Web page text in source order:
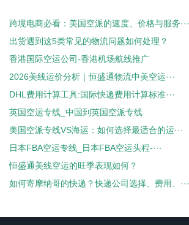
跨境电商必看：美国空派的速度、价格与服务···
出货遇到这5类常见的物流问题如何处理？
香港国际空运公司-香港机场航线推广
2026美线运价分析｜恒盛通物流中美空运···
DHL费用计算工具:国际快递费用计算标准···
英国空运专线_中国到英国空派专线
美国空派专线VS海运：如何选择最适合的运···
日本FBA空运专线_日本FBA空运头程-···
恒盛通美线空运的旺季表现如何？
如何寄摩纳哥的快递？快递公司选择、费用、···